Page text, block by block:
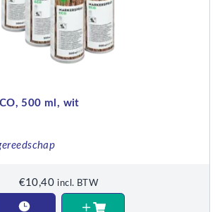
500 ml, wit
€10,40 incl. BTW